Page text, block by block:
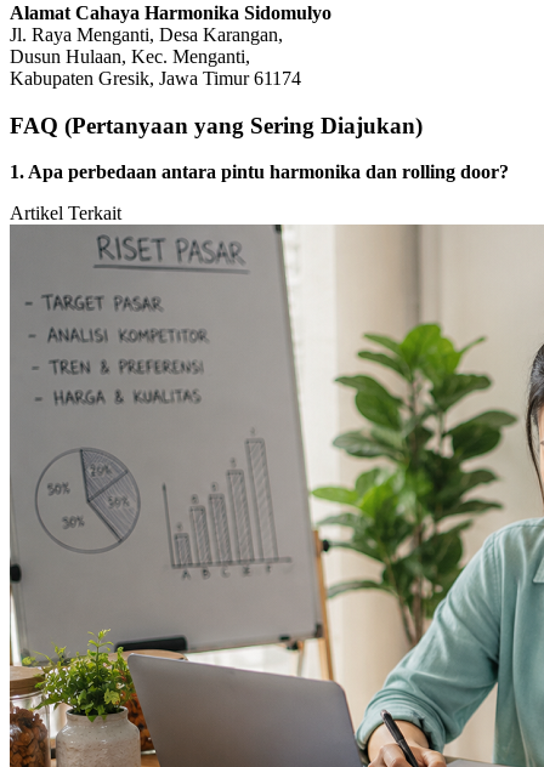
Alamat Cahaya Harmonika Sidomulyo
Jl. Raya Menganti, Desa Karangan,
Dusun Hulaan, Kec. Menganti,
Kabupaten Gresik, Jawa Timur 61174
FAQ (Pertanyaan yang Sering Diajukan)
1. Apa perbedaan antara pintu harmonika dan rolling door?
Artikel Terkait